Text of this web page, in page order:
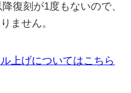
復刻が1度もないので、
ません。
上げについてはこちら